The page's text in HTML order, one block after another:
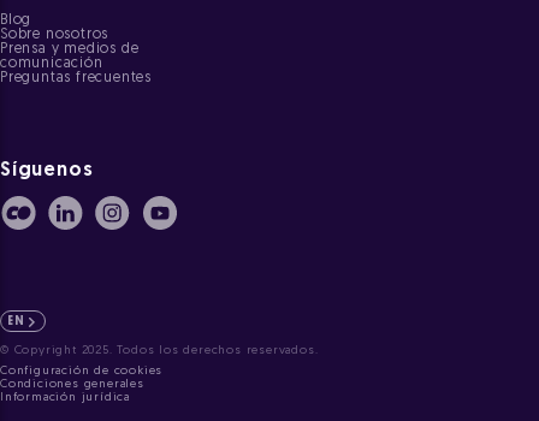
Blog
Sobre nosotros
Prensa y medios de
comunicación
Preguntas frecuentes
Síguenos
Configuración de cookies
Condiciones generales
Información jurídica
EN
© Copyright 2025. Todos los derechos reservados.